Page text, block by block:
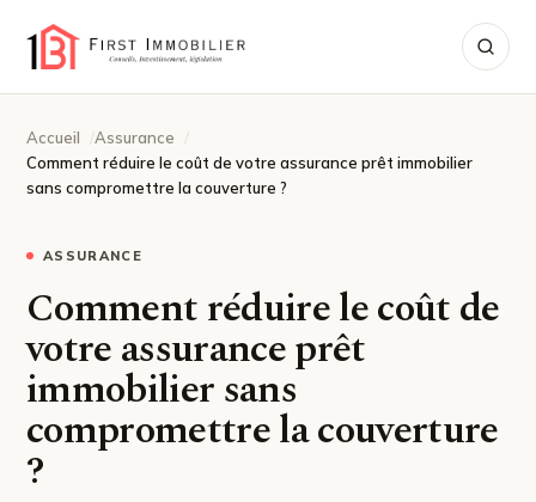
Accueil
Assurance
Comment réduire le coût de votre assurance prêt immobilier
sans compromettre la couverture ?
ASSURANCE
Comment réduire le coût de
votre assurance prêt
immobilier sans
compromettre la couverture
?